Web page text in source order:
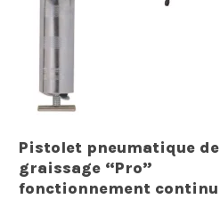
Pistolet pneumatique de
graissage “Pro”
fonctionnement continu